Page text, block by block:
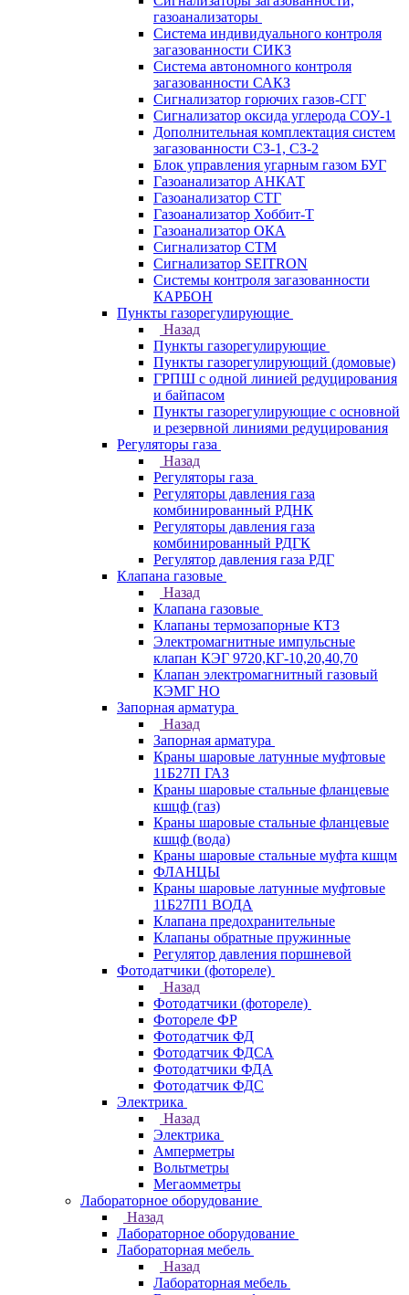
газоанализаторы
Система индивидуального контроля
загазованности СИКЗ
Система автономного контроля
загазованности САКЗ
Сигнализатор горючих газов-СГГ
Сигнализатор оксида углерода СОУ-1
Дополнительная комплектация систем
загазованности СЗ-1, СЗ-2
Блок управления угарным газом БУГ
Газоанализатор АНКАТ
Газоанализатор СТГ
Газоанализатор Хоббит-Т
Газоанализатор ОКА
Сигнализатор СТМ
Сигнализатор SEITRON
Системы контроля загазованности
КАРБОН
Пункты газорегулирующие
Назад
Пункты газорегулирующие
Пункты газорегулирующий (домовые)
ГРПШ с одной линией редуцирования
и байпасом
Пункты газорегулирующие с основной
и резервной линиями редуцирования
Регуляторы газа
Назад
Регуляторы газа
Регуляторы давления газа
комбинированный РДНК
Регуляторы давления газа
комбинированный РДГК
Регулятор давления газа РДГ
Клапана газовые
Назад
Клапана газовые
Клапаны термозапорные КТЗ
Электромагнитные импульсные
клапан КЭГ 9720,КГ-10,20,40,70
Клапан электромагнитный газовый
КЭМГ НО
Запорная арматура
Назад
Запорная арматура
Краны шаровые латунные муфтовые
11Б27П ГАЗ
Краны шаровые стальные фланцевые
кшцф (газ)
Краны шаровые стальные фланцевые
кшцф (вода)
Краны шаровые стальные муфта кшцм
ФЛАНЦЫ
Краны шаровые латунные муфтовые
11Б27П1 ВОДА
Клапана предохранительные
Клапаны обратные пружинные
Регулятор давления поршневой
Фотодатчики (фотореле)
Назад
Фотодатчики (фотореле)
Фотореле ФР
Фотодатчик ФД
Фотодатчик ФДСА
Фотодатчики ФДА
Фотодатчик ФДС
Электрика
Назад
Электрика
Амперметры
Вольтметры
Мегаомметры
Лабораторное оборудование
Назад
Лабораторное оборудование
Лабораторная мебель
Назад
Лабораторная мебель